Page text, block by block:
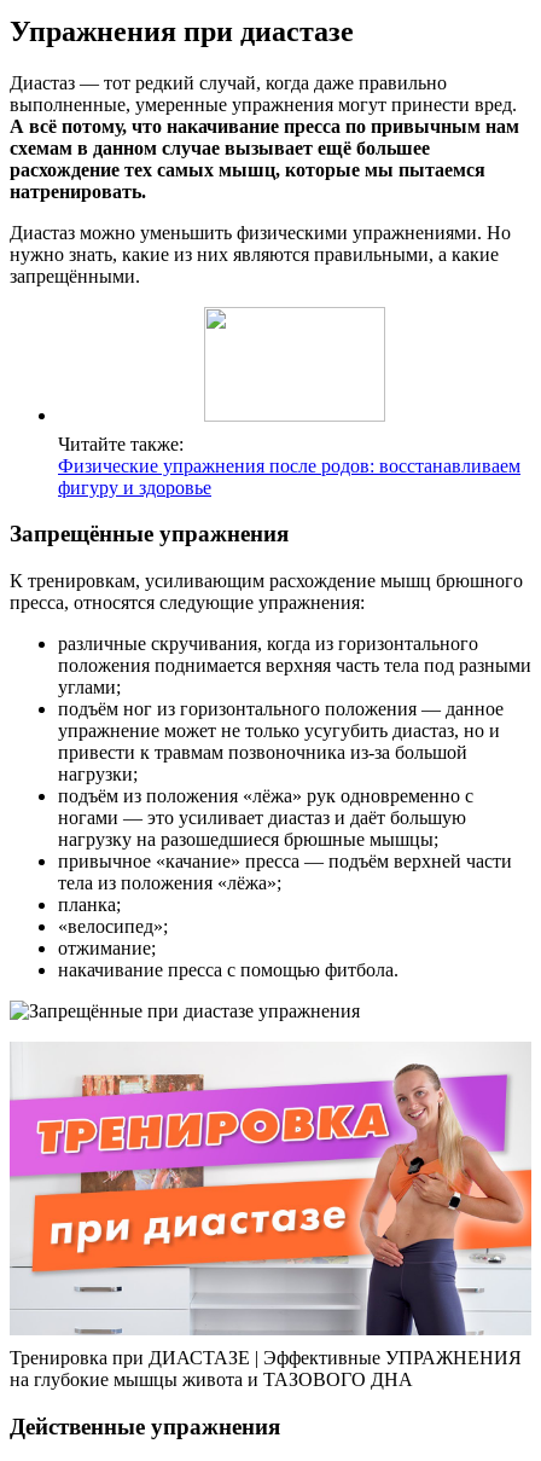
Упражнения при диастазе
Диастаз — тот редкий случай, когда даже правильно
выполненные, умеренные упражнения могут принести вред.
А всё потому, что накачивание пресса по привычным нам
схемам в данном случае вызывает ещё большее
расхождение тех самых мышц, которые мы пытаемся
натренировать.
Диастаз можно уменьшить физическими упражнениями. Но
нужно знать, какие из них являются правильными, а какие
запрещёнными.
Читайте также:
Физические упражнения после родов: восстанавливаем
фигуру и здоровье
Запрещённые упражнения
К тренировкам, усиливающим расхождение мышц брюшного
пресса, относятся следующие упражнения:
различные скручивания, когда из горизонтального
положения поднимается верхняя часть тела под разными
углами;
подъём ног из горизонтального положения — данное
упражнение может не только усугубить диастаз, но и
привести к травмам позвоночника из-за большой
нагрузки;
подъём из положения «лёжа» рук одновременно с
ногами — это усиливает диастаз и даёт большую
нагрузку на разошедшиеся брюшные мышцы;
привычное «качание» пресса — подъём верхней части
тела из положения «лёжа»;
планка;
«велосипед»;
отжимание;
накачивание пресса с помощью фитбола.
Тренировка при ДИАСТАЗЕ | Эффективные УПРАЖНЕНИЯ
на глубокие мышцы живота и ТАЗОВОГО ДНА
Действенные упражнения